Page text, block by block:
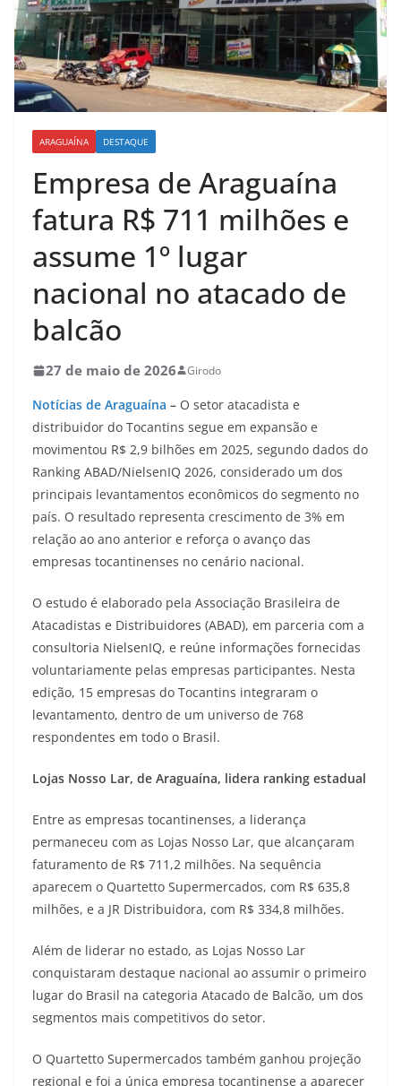
ARAGUAÍNA DESTAQUE
Empresa de Araguaína
fatura R$ 711 milhões e
assume 1º lugar
nacional no atacado de
balcão
27 de maio de 2026 Girodo
Notícias de Araguaína – O setor atacadista e
distribuidor do Tocantins segue em expansão e
movimentou R$ 2,9 bilhões em 2025, segundo dados do
Ranking ABAD/NielsenIQ 2026, considerado um dos
principais levantamentos econômicos do segmento no
país. O resultado representa crescimento de 3% em
relação ao ano anterior e reforça o avanço das
empresas tocantinenses no cenário nacional.
O estudo é elaborado pela Associação Brasileira de
Atacadistas e Distribuidores (ABAD), em parceria com a
consultoria NielsenIQ, e reúne informações fornecidas
voluntariamente pelas empresas participantes. Nesta
edição, 15 empresas do Tocantins integraram o
levantamento, dentro de um universo de 768
respondentes em todo o Brasil.
Lojas Nosso Lar, de Araguaína, lidera ranking estadual
Entre as empresas tocantinenses, a liderança
permaneceu com as Lojas Nosso Lar, que alcançaram
faturamento de R$ 711,2 milhões. Na sequência
aparecem o Quartetto Supermercados, com R$ 635,8
milhões, e a JR Distribuidora, com R$ 334,8 milhões.
Além de liderar no estado, as Lojas Nosso Lar
conquistaram destaque nacional ao assumir o primeiro
lugar do Brasil na categoria Atacado de Balcão, um dos
segmentos mais competitivos do setor.
O Quartetto Supermercados também ganhou projeção
regional e foi a única empresa tocantinense a aparecer